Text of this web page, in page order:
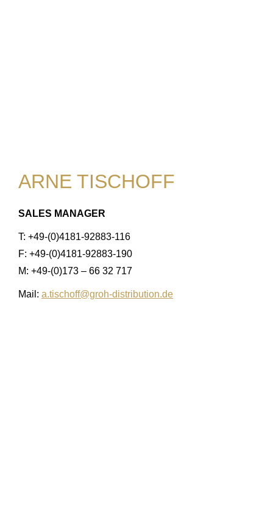
ARNE TISCHOFF
SALES MANAGER
T: +49-(0)4181-92883-116
F: +49-(0)4181-92883-190
M: +49-(0)173 – 66 32 717
Mail: a.tischoff@groh-distribution.de